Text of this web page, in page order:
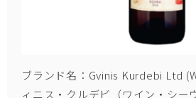
ブランド名：Gvinis Kurdebi Ltd
ィニス・クルデビ（ワイン・シー